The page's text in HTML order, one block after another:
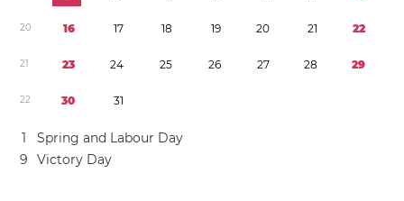
20 16 17 18 19 20 21 22
21 23 24 25 26 27 28 29
22 30 31
1
Spring and Labour Day
9
Victory Day